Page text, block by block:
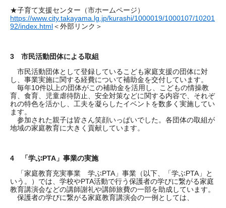
★子育て支援センター（市ホームページ）
https://www.city.takayama.lg.jp/kurashi/1000019/1000107/10201
92/index.html＜外部リンク＞
3 市民活動団体による取組
市民活動団体として登録しているこども家庭支援の団体に対
し、事業実施に関する経費について補助金を交付しています。
毎年10件以上の団体がこの補助金を活用し、こどもの情操教
育、食育、児童虐待防止、安全対策などに関する内容で、それぞ
れの特色を活かし、工夫を凝らしたイベントを数多く実施してい
ます。
参加された親子は皆さん笑顔いっぱいでした。各団体の取組が
地域の家庭教育に大きく貢献しています。
4 「学ぶPTA」事業の実施
「家庭教育充実事業 学ぶPTA」事業（以下、「学ぶPTA」と
いう。）では、学校やPTA活動で行う保護者の学びに繋がる家庭
教育講演会などの講師謝礼や講師旅費の一部を助成しています。
保護者の学びに繋がる家庭教育講演会の一例としては、